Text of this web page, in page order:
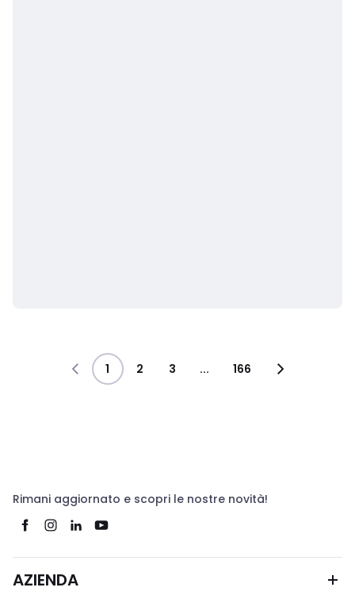
1 2 3 ... 166
Rimani aggiornato e scopri le nostre novità!
AZIENDA